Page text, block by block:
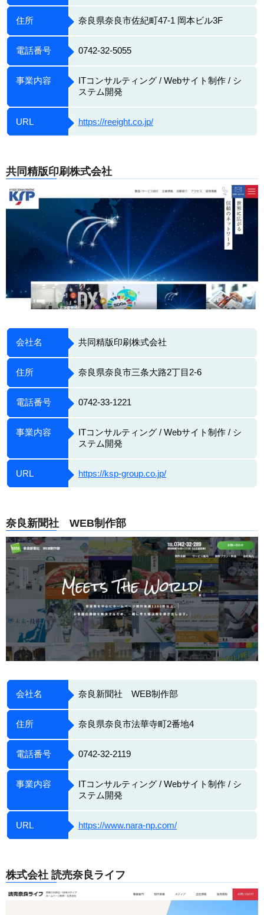
住所 奈良県奈良市佐紀町47-1 岡本ビル3F
電話番号 0742-32-5055
事業内容
ITコンサルティング / Webサイト制作 / シ
ステム開発
URL https://reeight.co.jp/
共同精版印刷株式会社
会社名 共同精版印刷株式会社
住所 奈良県奈良市三条大路2丁目2-6
電話番号 0742-33-1221
事業内容
ITコンサルティング / Webサイト制作 / シ
ステム開発
URL https://ksp-group.co.jp/
奈良新聞社 WEB制作部
会社名 奈良新聞社 WEB制作部
住所 奈良県奈良市法華寺町2番地4
電話番号 0742-32-2119
事業内容
ITコンサルティング / Webサイト制作 / シ
ステム開発
URL https://www.nara-np.com/
株式会社 読売奈良ライフ